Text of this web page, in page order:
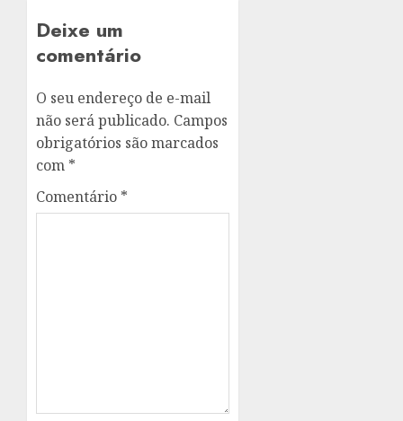
Deixe um
comentário
O seu endereço de e-mail
não será publicado. Campos
obrigatórios são marcados
com *
Comentário *